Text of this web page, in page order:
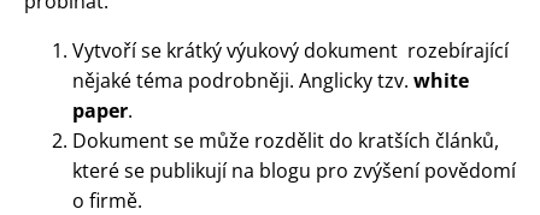
Vytvoří se krátký výukový dokument rozebírající
nějaké téma podrobněji. Anglicky tzv. white
paper.
Dokument se může rozdělit do kratších článků,
které se publikují na blogu pro zvýšení povědomí
o firmě.